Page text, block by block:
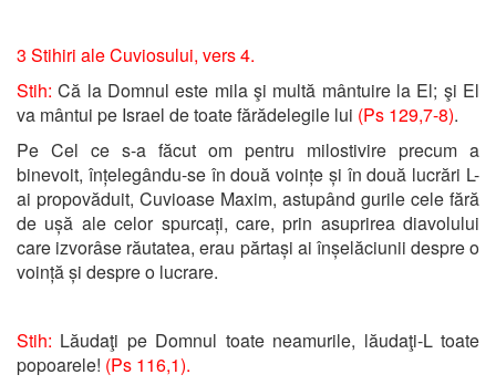
3 Stihiri ale Cuviosului, vers 4.
Stih:Că la Domnul este mila şi multă mântuire la El; şi El
va mântui pe Israel de toate fărădelegile lui (Ps 129,7-8).
Pe Cel ce s-a făcut om pentru milostivire precum a
binevoit, înțelegându-se în două voințe și în două lucrări L-
ai propovăduit, Cuvioase Maxim, astupând gurile cele fără
de ușă ale celor spurcați, care, prin asuprirea diavolului
care izvorâse răutatea, erau părtași ai înșelăciunii despre o
voință și despre o lucrare.
Stih: Lăudaţi pe Domnul toate neamurile, lăudaţi-L toate
popoarele! (Ps 116,1).